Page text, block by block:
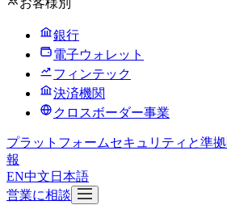
お客様別
銀行
電子ウォレット
フィンテック
決済機関
クロスボーダー事業
プラットフォームセキュリティと準拠
報
EN中文 日本語
営業に相談